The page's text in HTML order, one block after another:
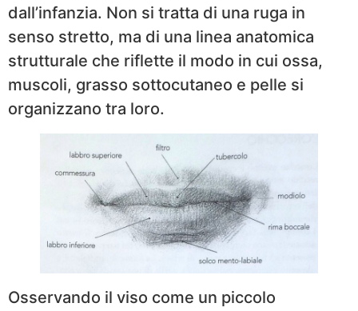
dall’infanzia. Non si tratta di una ruga in
senso stretto, ma di una linea anatomica
strutturale che riflette il modo in cui ossa,
muscoli, grasso sottocutaneo e pelle si
organizzano tra loro.
Osservando il viso come un piccolo